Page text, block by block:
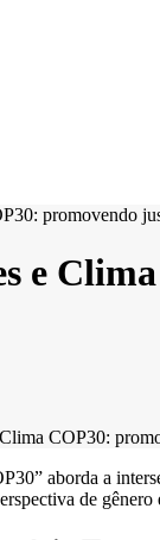
e
COP30:
aborda a
de